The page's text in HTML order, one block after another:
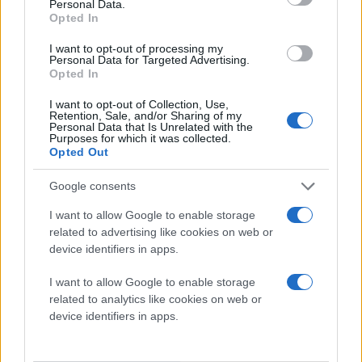
Personal Data.
Opted In
I want to opt-out of processing my
Personal Data for Targeted Advertising.
Opted In
I want to opt-out of Collection, Use,
Retention, Sale, and/or Sharing of my
Personal Data that Is Unrelated with the
Purposes for which it was collected.
Opted Out
Google consents
I want to allow Google to enable storage
related to advertising like cookies on web or
device identifiers in apps.
I want to allow Google to enable storage
related to analytics like cookies on web or
device identifiers in apps.
Η δεύτερη υπηρεσία, i-memorial, έρχεται να
συμπληρώσει την πρώτη μιας και απευθύνεται σε
...ζωντανούς! Οι τελευταίοι έχουν την "ευκαιρία" να
οργανώσουν τις εικονικές κηδείες τους, έτσι ώστε
όταν έρθει εκείνη, η ώρα οι φίλοι και οι συγγενείς
τους να γνωρίζουν ακριβώς τι πρέπει να κάνουν.
Συγκεκριμένα, οι χρήστες έχουν την ευκαιρία να
ετοιμάσουν αποχαιρετιστήρια video προβάλλοντας
την ιστορία της ζωής τους, να αφήσουν προσωπικά